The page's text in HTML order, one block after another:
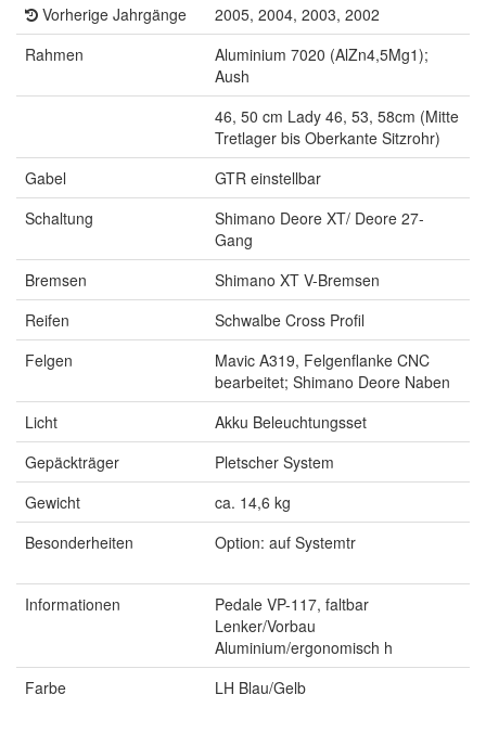
Vorherige Jahrgänge
2005, 2004, 2003, 2002
Rahmen
Aluminium 7020 (AlZn4,5Mg1);
Aush
46, 50 cm Lady 46, 53, 58cm (Mitte
Tretlager bis Oberkante Sitzrohr)
Gabel
GTR einstellbar
Schaltung
Shimano Deore XT/ Deore 27-
Gang
Bremsen
Shimano XT V-Bremsen
Reifen
Schwalbe Cross Profil
Felgen
Mavic A319, Felgenflanke CNC
bearbeitet; Shimano Deore Naben
Licht
Akku Beleuchtungsset
Gepäckträger
Pletscher System
Gewicht
ca. 14,6 kg
Besonderheiten
Option: auf Systemtr
Informationen
Pedale VP-117, faltbar
Lenker/Vorbau
Aluminium/ergonomisch h
Farbe
LH Blau/Gelb